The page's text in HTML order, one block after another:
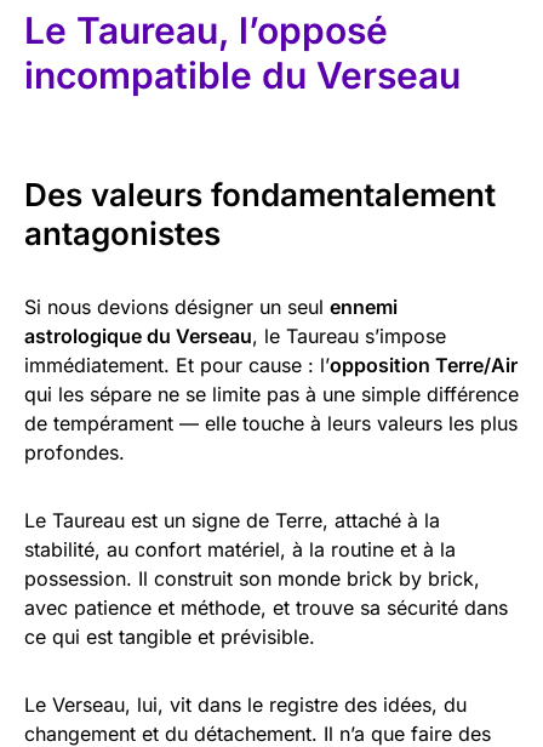
Le Taureau, l’opposé
incompatible du Verseau
Des valeurs fondamentalement
antagonistes
Si nous devions désigner un seul ennemi
astrologique du Verseau, le Taureau s’impose
immédiatement. Et pour cause : l’opposition Terre/Air
qui les sépare ne se limite pas à une simple différence
de tempérament — elle touche à leurs valeurs les plus
profondes.
Le Taureau est un signe de Terre, attaché à la
stabilité, au confort matériel, à la routine et à la
possession. Il construit son monde brick by brick,
avec patience et méthode, et trouve sa sécurité dans
ce qui est tangible et prévisible.
Le Verseau, lui, vit dans le registre des idées, du
changement et du détachement. Il n’a que faire des